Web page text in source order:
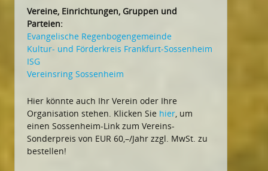
Vereine, Einrichtungen, Gruppen und
Parteien:
Evangelische Regenbogengemeinde
Kultur- und Förderkreis Frankfurt-Sossenheim
ISG
Vereinsring Sossenheim
Hier könnte auch Ihr Verein oder Ihre
Organisation stehen. Klicken Sie hier , um
einen Sossenheim-Link zum Vereins-
Sonderpreis von EUR 60,–/Jahr zzgl. MwSt. zu
bestellen!